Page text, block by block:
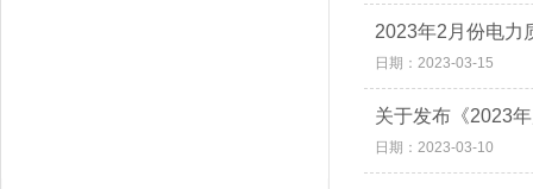
2023年2月份电力
日期：2023-03-15
关于发布《2023
日期：2023-03-10